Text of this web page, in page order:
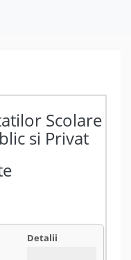
Scolare
si Privat